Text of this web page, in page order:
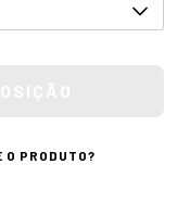
O PRODUTO?